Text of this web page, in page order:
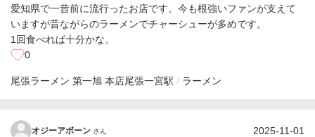
愛知県で一昔前に流行ったお店です。今も根強いファンが支えて
いますが昔ながらのラーメンでチャーシューが多めです。
1回食べれば十分かな。
0
尾張ラーメン 第一旭 本店尾張一宮駅 ラーメン
オジーアボーン さん 2025-11-01